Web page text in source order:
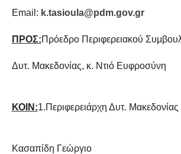
Email: k.tasioula@pdm.gov.gr
ΠΡΟΣ:Πρόεδρο Περιφερειακού
Δυτ. Μακεδονίας, κ. Ντιό Ευφροσύνη
ΚΟΙΝ:1.Περιφερειάρχη Δυτ. Μακεδονίας
Κασαπίδη Γεώργιο